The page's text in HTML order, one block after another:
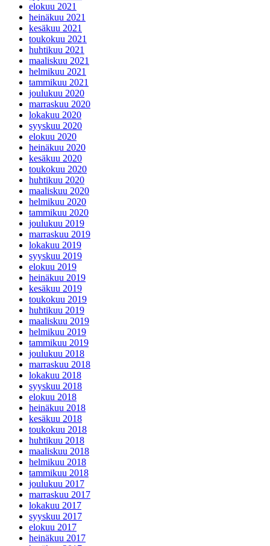
elokuu 2021
heinäkuu 2021
kesäkuu 2021
toukokuu 2021
huhtikuu 2021
maaliskuu 2021
helmikuu 2021
tammikuu 2021
joulukuu 2020
marraskuu 2020
lokakuu 2020
syyskuu 2020
elokuu 2020
heinäkuu 2020
kesäkuu 2020
toukokuu 2020
huhtikuu 2020
maaliskuu 2020
helmikuu 2020
tammikuu 2020
joulukuu 2019
marraskuu 2019
lokakuu 2019
syyskuu 2019
elokuu 2019
heinäkuu 2019
kesäkuu 2019
toukokuu 2019
huhtikuu 2019
maaliskuu 2019
helmikuu 2019
tammikuu 2019
joulukuu 2018
marraskuu 2018
lokakuu 2018
syyskuu 2018
elokuu 2018
heinäkuu 2018
kesäkuu 2018
toukokuu 2018
huhtikuu 2018
maaliskuu 2018
helmikuu 2018
tammikuu 2018
joulukuu 2017
marraskuu 2017
lokakuu 2017
syyskuu 2017
elokuu 2017
heinäkuu 2017